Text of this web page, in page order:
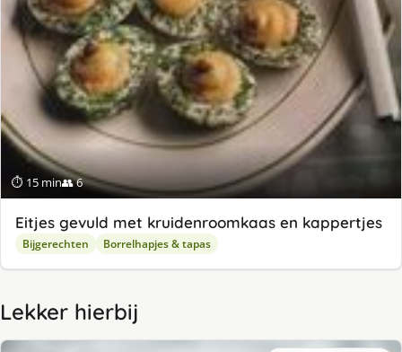
⏱ 15 min👥 6
Eitjes gevuld met kruidenroomkaas en kappertjes
Bijgerechten Borrelhapjes & tapas
Lekker hierbij